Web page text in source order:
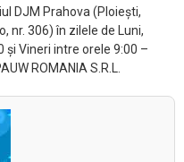
DJM Prahova (Ploiești,
nr. 306) în zilele de Luni,
și Vineri intre orele 9:00 –
ROMANIA S.R.L.